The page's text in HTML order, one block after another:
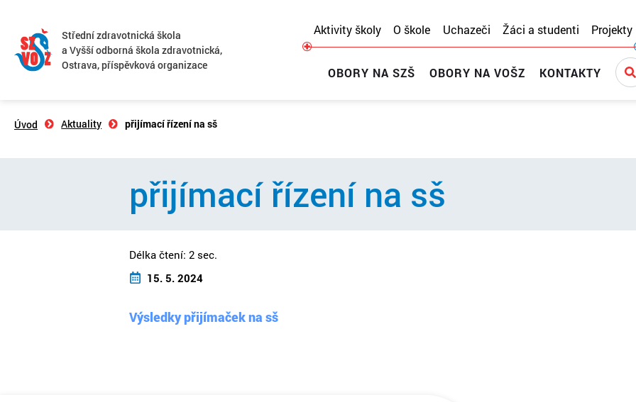
Střední zdravotnická škola
a Vyšší odborná škola zdravotnická,
Ostrava, příspěvková organizace
Aktivity školy O škole Uchazeči Žáci a studenti Projekty
OBORY NA SZŠ OBORY NA VOŠZ KONTAKTY
Úvod Aktuality přijímací řízení na sš
přijímací řízení na sš
Délka čtení: 2 sec.
15. 5. 2024
Výsledky přijímaček na sš